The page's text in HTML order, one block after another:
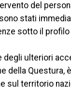
del
stati
sotto il profilo
degli ulteriori
della Questura,
sul territorio